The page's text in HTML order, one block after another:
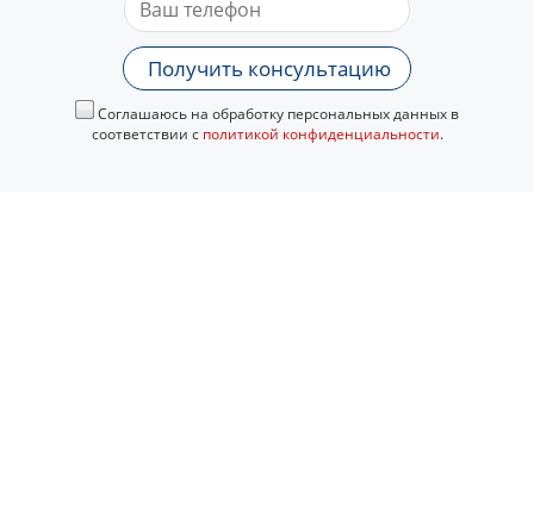
Получить консультацию
Соглашаюсь на обработку персональных данных в
соответствии с политикой конфиденциальности.